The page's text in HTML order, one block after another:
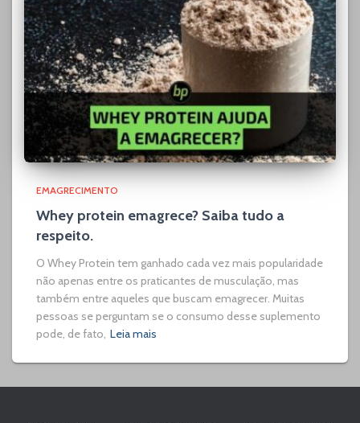
EMAGRECIMENTO
Whey protein emagrece? Saiba tudo a
respeito.
O Whey Protein tem ganhado cada vez mais popularidade
não apenas entre os praticantes de musculação, mas
também entre aqueles que buscam emagrecer. Muitas
pessoas se perguntam se o consumo desse suplemento
pode, de fato, Leia mais